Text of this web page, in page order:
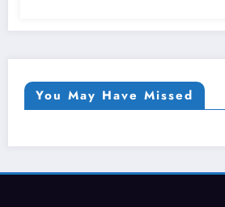
You May Have Missed